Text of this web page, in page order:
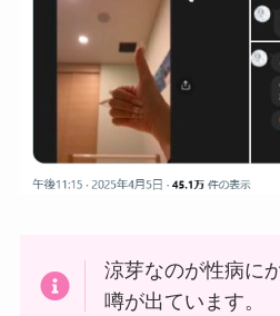
涼芽なのが性病に
噂が出ています。